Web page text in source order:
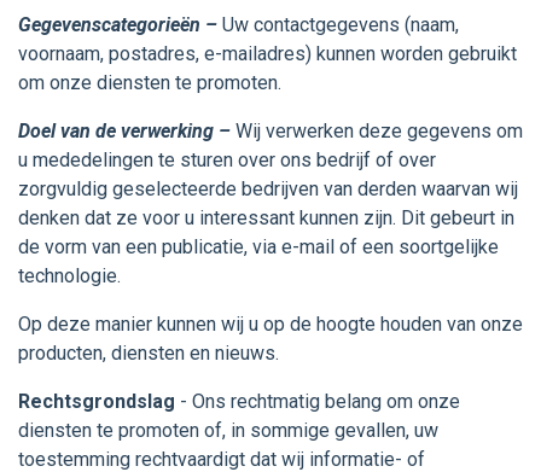
Gegevenscategorieën – Uw contactgegevens (naam,
voornaam, postadres, e-mailadres) kunnen worden gebruikt
om onze diensten te promoten.
Doel van de verwerking – Wij verwerken deze gegevens om
u mededelingen te sturen over ons bedrijf of over
zorgvuldig geselecteerde bedrijven van derden waarvan wij
denken dat ze voor u interessant kunnen zijn. Dit gebeurt in
de vorm van een publicatie, via e-mail of een soortgelijke
technologie.
Op deze manier kunnen wij u op de hoogte houden van onze
producten, diensten en nieuws.
Rechtsgrondslag - Ons rechtmatig belang om onze
diensten te promoten of, in sommige gevallen, uw
toestemming rechtvaardigt dat wij informatie- of